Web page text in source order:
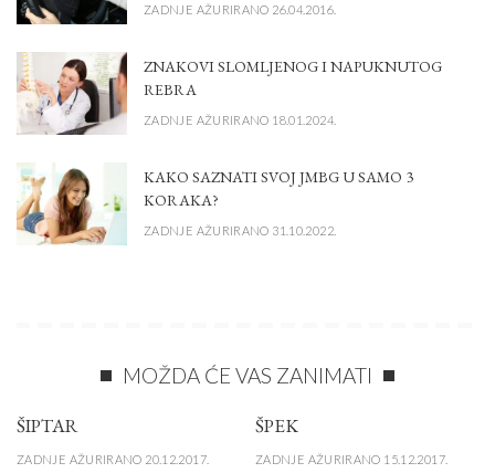
ZADNJE AŽURIRANO 26.04.2016.
ZNAKOVI SLOMLJENOG I NAPUKNUTOG
REBRA
ZADNJE AŽURIRANO 18.01.2024.
KAKO SAZNATI SVOJ JMBG U SAMO 3
KORAKA?
ZADNJE AŽURIRANO 31.10.2022.
MOŽDA ĆE VAS ZANIMATI
ŠIPTAR
ZADNJE AŽURIRANO 20.12.2017.
ŠPEK
ZADNJE AŽURIRANO 15.12.2017.